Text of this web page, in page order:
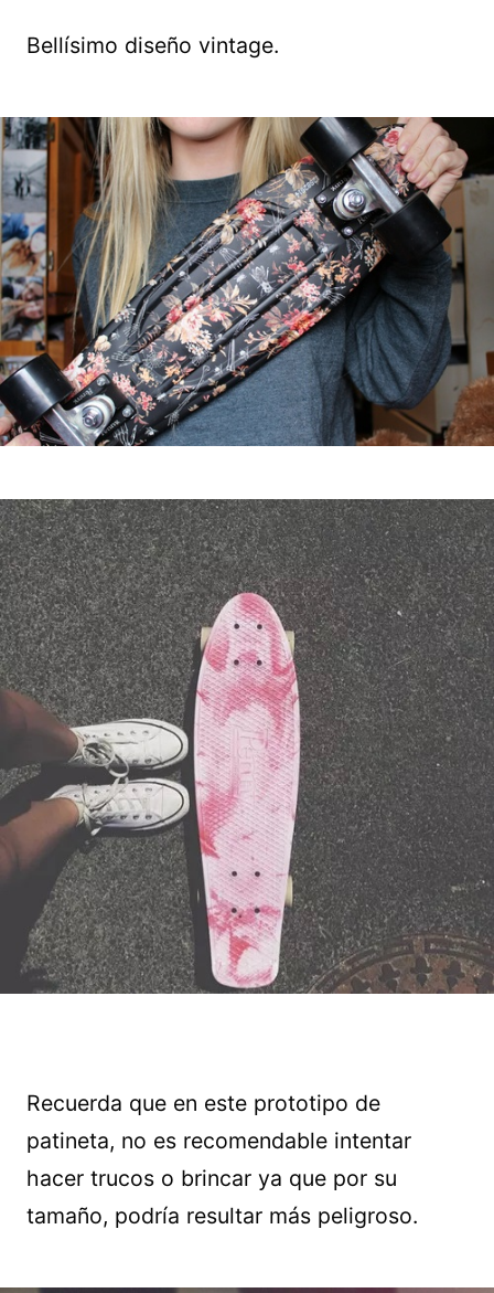
Bellísimo diseño vintage.
Recuerda que en este prototipo de
patineta, no es recomendable intentar
hacer trucos o brincar ya que por su
tamaño, podría resultar más peligroso.